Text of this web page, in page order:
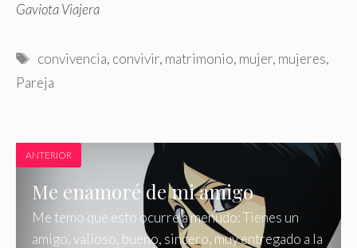
Gaviota Viajera
Etiquetas
convivencia, convivir, matrimonio, mujer, mujeres,
Pareja
ANTERIOR
Me enamoré de mi amigo
Me temo que esto ocurre a menudo: Tienes un
amigo, valioso, bueno, sincero, muy entregado a la